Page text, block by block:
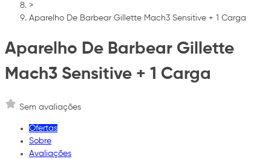
>
Aparelho De Barbear Gillette Mach3 Sensitive + 1 Carga
Aparelho De Barbear Gillette
Mach3 Sensitive + 1 Carga
Sem avaliações
Ofertas
Sobre
Avaliações